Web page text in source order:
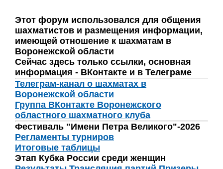
Этот форум использовался для общения
шахматистов и размещения информации,
имеющей отношение к шахматам в
Воронежской области
Сейчас здесь только ссылки, основная
информация - ВКонтакте и в Телеграме
Телеграм-канал о шахматах в
Воронежской области
Группа ВКонтакте Воронежского
областного шахматного клуба
Фестиваль "Имени Петра Великого"-2026
Регламенты турниров
Итоговые таблицы
Этап Кубка России среди женщин